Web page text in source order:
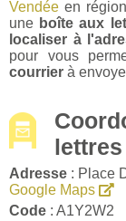
Vendée en région
une boîte aux
localiser à
pour vous
courrier à
lettres
Adresse : Place
Google Maps
Code : A1Y2W2